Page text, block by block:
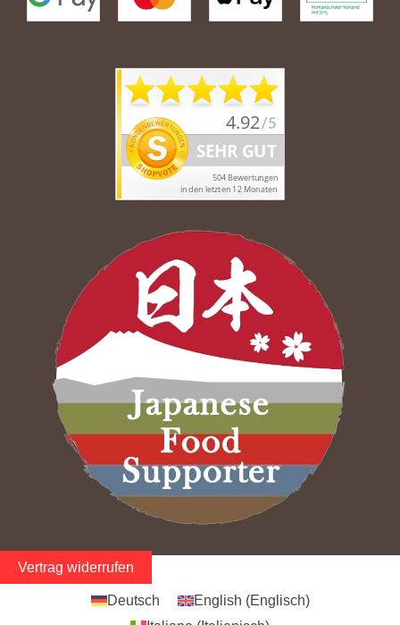
Vertrag widerrufen
Deutsch English (Englisch)